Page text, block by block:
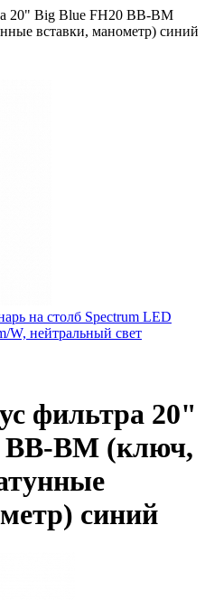
20" Big Blue FH20 BB-BM
вставки, манометр) синий
на столб Spectrum LED
нейтральный свет
фильтра 20"
BB-BM (ключ,
синий